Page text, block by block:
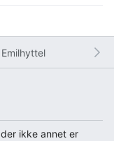
Emilhyttel
der ikke annet er